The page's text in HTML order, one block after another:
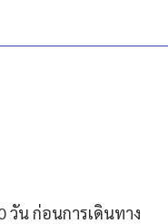
วัน ก่อนการเดินทาง